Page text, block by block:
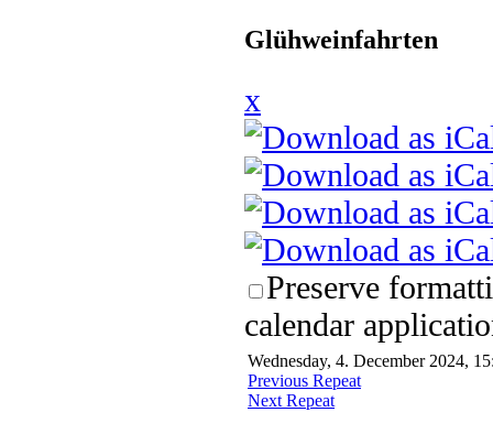
Glühweinfahrten
x
Preserve
calendar
Wednesday, 4. December 2024,
Previous Repeat
Next Repeat